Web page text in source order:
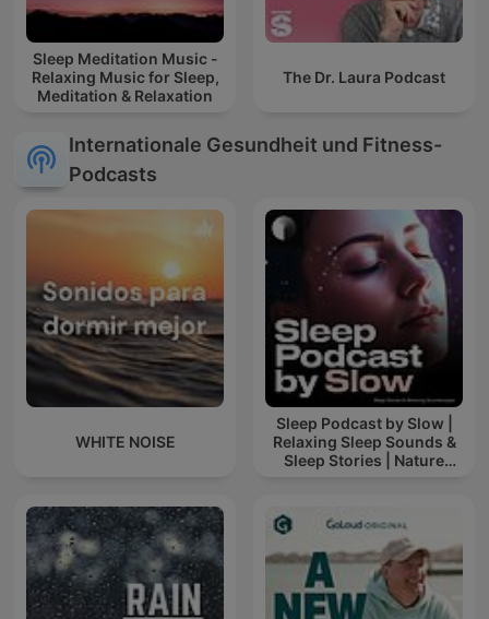
Sleep Meditation Music -
Relaxing Music for Sleep,
Meditation & Relaxation
The Dr. Laura Podcast
Internationale Gesundheit und Fitness-
Podcasts
WHITE NOISE
Sleep Podcast by Slow |
Relaxing Sleep Sounds &
Sleep Stories | Nature